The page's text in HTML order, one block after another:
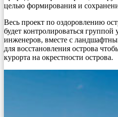
целью формирования и
Весь проект по оздоровлению
будет контролироваться
инженеров, вместе с
для восстановления острова
курорта на окрестности острова.